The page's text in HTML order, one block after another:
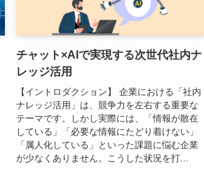
チャット×AIで実現する次世代社内ナ
レッジ活用
【イントロダクション】 企業における「社内
ナレッジ活用」は、競争力を左右する重要な
テーマです。しかし実際には、「情報が散在
している」「必要な情報にたどり着けない」
「属人化している」といった課題に悩む企業
が少なくありません。こうした状況を打...